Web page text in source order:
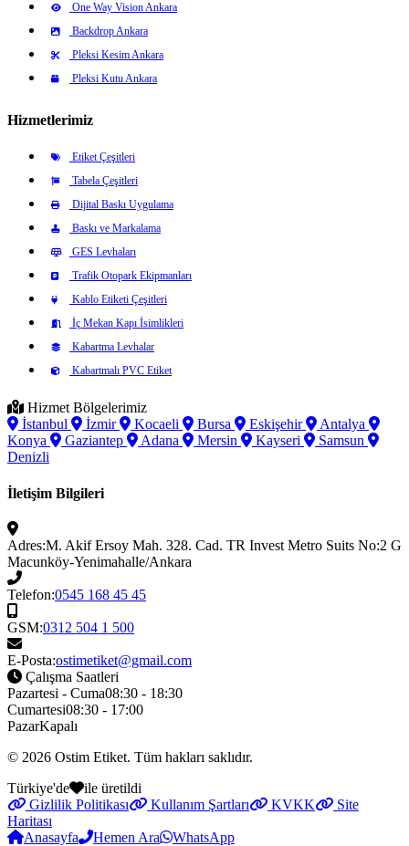
One Way Vision Ankara
Backdrop Ankara
Pleksi Kesim Ankara
Pleksi Kutu Ankara
Hizmetlerimiz
Etiket Çeşitleri
Tabela Çeşitleri
Dijital Baskı Uygulama
Baskı ve Markalama
GES Levhaları
Trafik Otopark Ekipmanları
Kablo Etiketi Çeşitleri
İç Mekan Kapı İsimlikleri
Kabartma Levhalar
Kabartmalı PVC Etiket
Hizmet Bölgelerimiz
İstanbul
İzmir Kocaeli Bursa Eskişehir
Antalya
Konya
Gaziantep Adana Mersin Kayseri
Samsun
Denizli
İletişim Bilgileri
Adres:M. Akif Ersoy Mah. 328. Cad. TR Invest Metro Suits No:2 G
Macunköy-Yenimahalle/Ankara
Telefon:0545 168 45 45
GSM:0312 504 1 500
E-Posta:ostimetiket@gmail.com
Çalışma Saatleri
Pazartesi - Cuma08:30 - 18:30
Cumartesi08:30 - 17:00
PazarKapalı
© 2026 Ostim Etiket. Tüm hakları saklıdır.
Türkiye'de
ile üretildi
Gizlilik Politikası
Kullanım Şartları KVKK
Site
Haritası
Anasayfa
Hemen Ara WhatsApp